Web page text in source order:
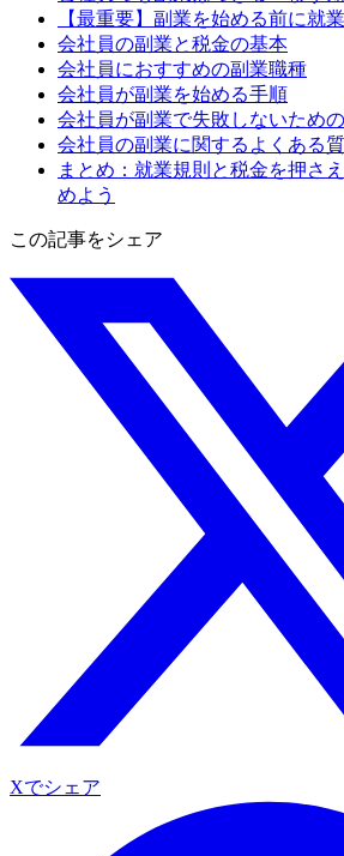
【最重要】副業を始める前に就
会社員の副業と税金の基本
会社員におすすめの副業職種
会社員が副業を始める手順
会社員が副業で失敗しないため
会社員の副業に関するよくある
まとめ：就業規則と税金を押さ
めよう
この記事をシェア
Xでシェア